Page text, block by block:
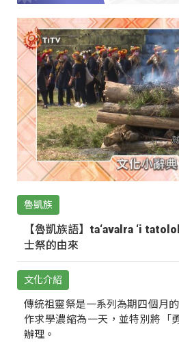
魯凱族
【魯凱族語】ta‘avalra ‘i
士祭的由來
文化介紹
傳統祖靈祭是一系列為期四個月
作求學濃縮為一天，並特別將「
辦理。